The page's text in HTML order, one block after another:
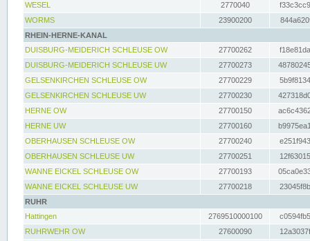
WESEL
2770040
WORMS
23900200
RHEIN-HERNE-KANAL
DUISBURG-MEIDERICH SCHLEUSE OW
27700262
DUISBURG-MEIDERICH SCHLEUSE UW
27700273
GELSENKIRCHEN SCHLEUSE OW
27700229
GELSENKIRCHEN SCHLEUSE UW
27700230
HERNE OW
27700150
HERNE UW
27700160
OBERHAUSEN SCHLEUSE OW
27700240
OBERHAUSEN SCHLEUSE UW
27700251
WANNE EICKEL SCHLEUSE OW
27700193
WANNE EICKEL SCHLEUSE UW
27700218
RUHR
Hattingen
2769510000100
RUHRWEHR OW
27600090